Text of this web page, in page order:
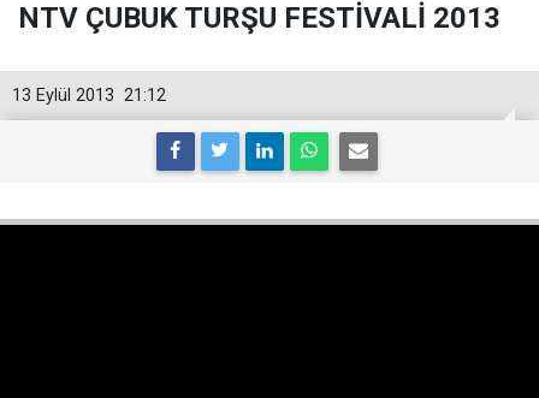
NTV ÇUBUK TURŞU FESTİVALİ 2013
21:12
13 Eylül 2013